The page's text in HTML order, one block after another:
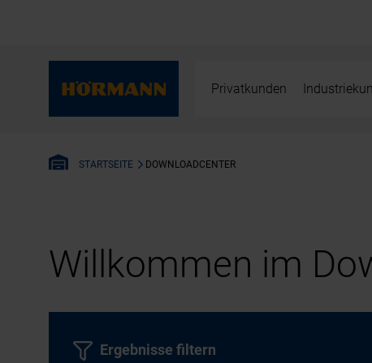
Privatkunden
STARTSEITE DOWNLOADCENTER
Willkommen im
Ergebnisse filtern